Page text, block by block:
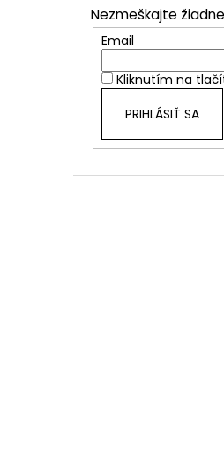
Nezmeškajte
Email
Kliknutím na
PRIHLÁSIŤ SA